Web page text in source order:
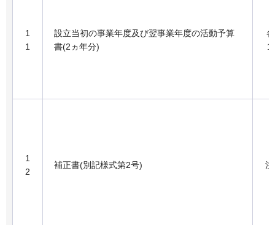
1
1
設立当初の事業年度及び翌事業年度の活動予算
書(2ヵ年分)
各
1
1
2
補正書(別記様式第2号) 注